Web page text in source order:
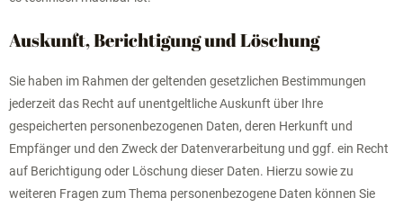
Auskunft, Berichtigung und Löschung
Sie haben im Rahmen der geltenden gesetzlichen Bestimmungen
jederzeit das Recht auf unentgeltliche Auskunft über Ihre
gespeicherten personenbezogenen Daten, deren Herkunft und
Empfänger und den Zweck der Datenverarbeitung und ggf. ein Recht
auf Berichtigung oder Löschung dieser Daten. Hierzu sowie zu
weiteren Fragen zum Thema personenbezogene Daten können Sie